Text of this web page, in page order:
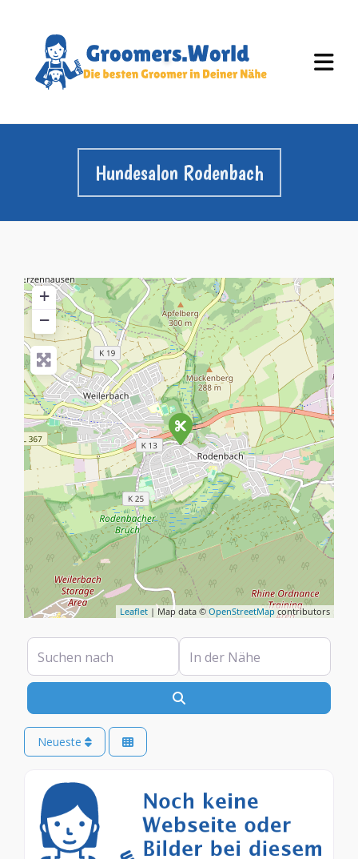
Hundesalon Rodenbach
+
−
Leaflet | Map data © OpenStreetMap contributors
Suchen nach In der Nähe
Neueste